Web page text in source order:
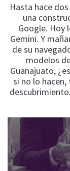
Hasta hace
una
Google. Hoy
Gemini. Y
de su
modelos
Guanajuato,
si no lo hacen,